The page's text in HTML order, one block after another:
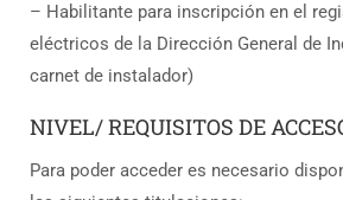
– Habilitante para inscripción en el
eléctricos de la Dirección General de
carnet de instalador)
NIVEL/ REQUISITOS DE
Para poder acceder es necesario